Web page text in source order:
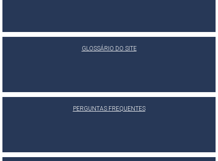
GLOSSÁRIO DO SITE
PERGUNTAS FREQUENTES